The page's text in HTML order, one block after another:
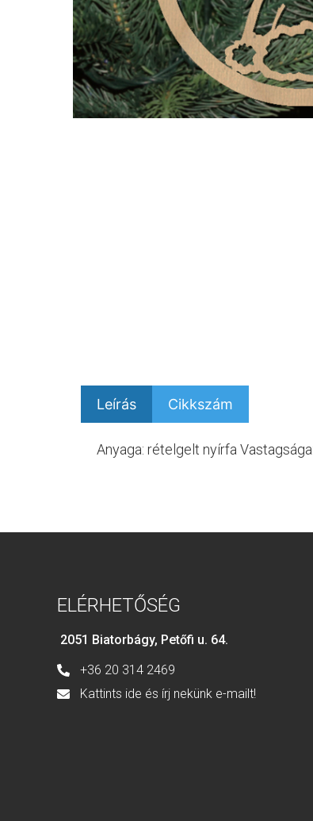
Leírás Cikkszám
Anyaga: rételgelt nyírfa
ELÉRHETŐSÉG
2051 Biatorbágy, Petőfi u. 64.
+36 20 314 2469
Kattints ide és írj nekünk e-mailt!